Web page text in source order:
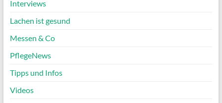
Interviews
Lachen ist gesund
Messen & Co
PflegeNews
Tipps und Infos
Videos